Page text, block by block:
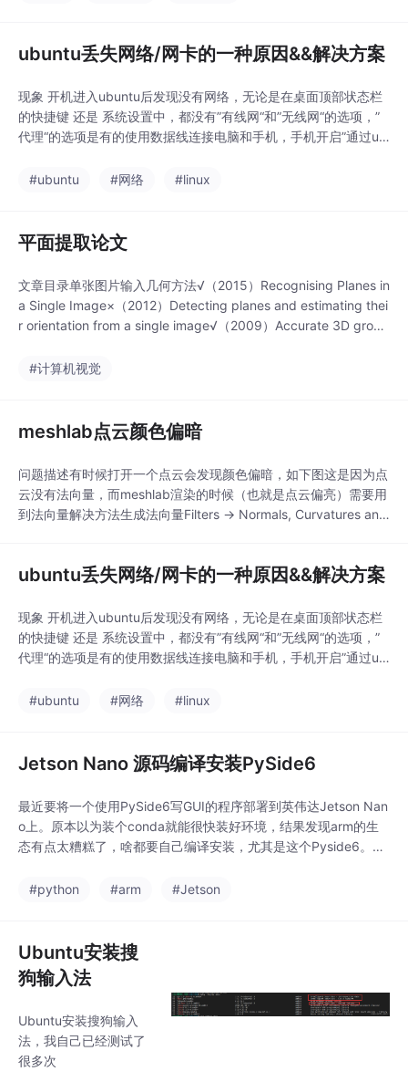
ubuntu丢失网络/网卡的一种原因&&解决方案
现象 开机进入ubuntu后发现没有网络，无论是在桌面顶部状态栏
的快捷键 还是 系统设置中，都没有”有线网“和”无线网“的选项，”
代理“的选项是有的使用数据线连接电脑和手机，手机开启”通过us
看到有线网（名称类似enpxxx）和无线网（wlpxxx）运行命令su
#ubuntu #网络 #linux
平面提取论文
文章目录单张图片输入几何方法√（2015）Recognising Planes in
a Single Image×（2012）Detecting planes and estimating thei
r orientation from a single image√（2009）Accurate 3D groun
#计算机视觉
meshlab点云颜色偏暗
问题描述有时候打开一个点云会发现颜色偏暗，如下图这是因为点
云没有法向量，而meshlab渲染的时候（也就是点云偏亮）需要用
到法向量解决方法生成法向量Filters -> Normals, Curvatures and
ubuntu丢失网络/网卡的一种原因&&解决方案
现象 开机进入ubuntu后发现没有网络，无论是在桌面顶部状态栏
的快捷键 还是 系统设置中，都没有”有线网“和”无线网“的选项，”
代理“的选项是有的使用数据线连接电脑和手机，手机开启”通过us
看到有线网（名称类似enpxxx）和无线网（wlpxxx）运行命令su
#ubuntu #网络 #linux
Jetson Nano 源码编译安装PySide6
最近要将一个使用PySide6写GUI的程序部署到英伟达Jetson Nan
o上。原本以为装个conda就能很快装好环境，结果发现arm的生
态有点太糟糕了，啥都要自己编译安装，尤其是这个Pyside6。经
内容的缺失。Pyside6不仅源码要自己编译，相关的各种依赖也各
#python #arm #Jetson
Ubuntu安装搜
狗输入法
Ubuntu安装搜狗输入
法，我自己已经测试了
很多次